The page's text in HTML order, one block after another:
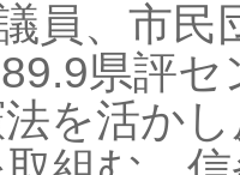
員、市
県評
を活か